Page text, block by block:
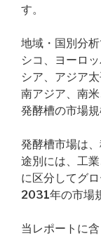
す。
地域・国別分
シコ、ヨーロ
シア、アジア
南アジア、南
発酵槽の市場規
発酵槽市場は
途別には、工
に区分してグ
2031年の市場
当レポートに